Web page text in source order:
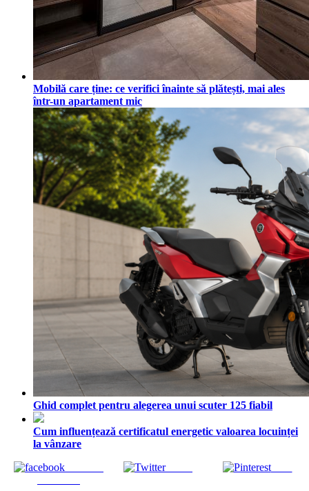
Mobilă care ține: ce verifici înainte să plătești, mai ales
într-un apartament mic
Ghid complet pentru alegerea unui scuter 125 fiabil
Cum influențează certificatul energetic valoarea locuinței
la vânzare
Tweet Save